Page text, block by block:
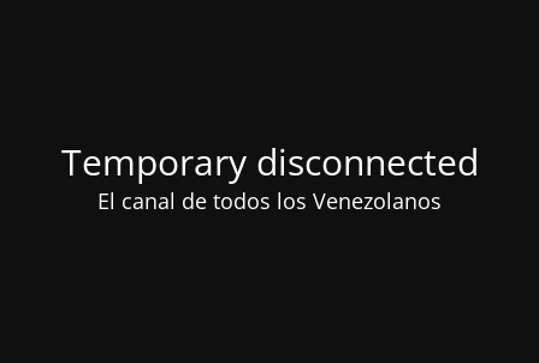
Temporary disconnected
El canal de todos los Venezolanos